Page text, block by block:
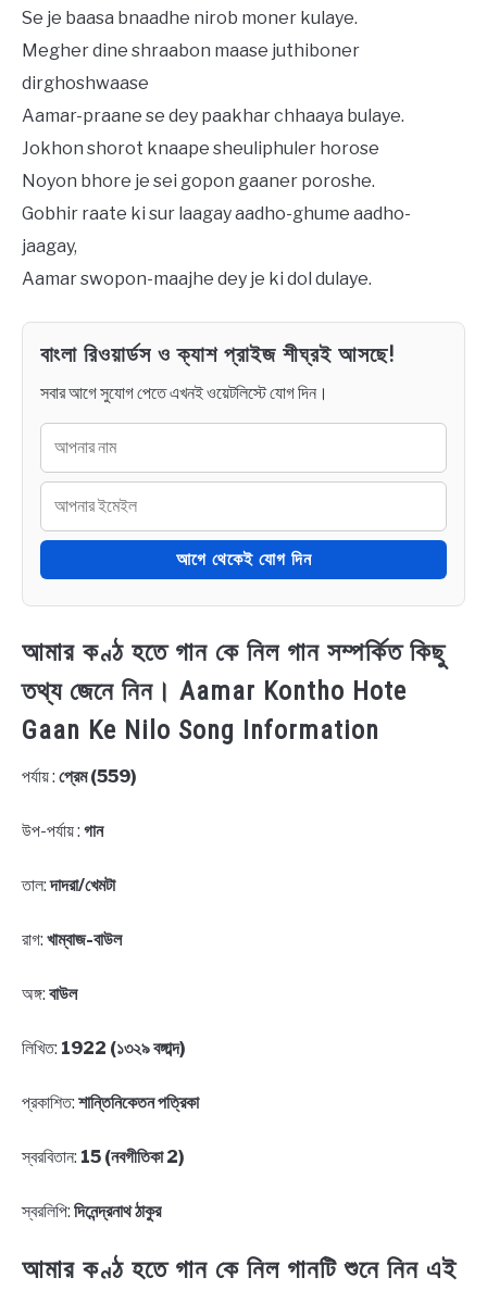
Se je baasa bnaadhe nirob moner kulaye.
Megher dine shraabon maase juthiboner
dirghoshwaase
Aamar-praane se dey paakhar chhaaya bulaye.
Jokhon shorot knaape sheuliphuler horose
Noyon bhore je sei gopon gaaner poroshe.
Gobhir raate ki sur laagay aadho-ghume aadho-
jaagay,
Aamar swopon-maajhe dey je ki dol dulaye.
বাংলা রিওয়ার্ডস ও ক্যাশ প্রাইজ শীঘ্রই আসছে!
সবার আগে সুযোগ পেতে এখনই ওয়েটলিস্টে যোগ দিন।
আগে থেকেই যোগ দিন
আমার কণ্ঠ হতে গান কে নিল গান সম্পর্কিত কিছু
তথ্য জেনে নিন। Aamar Kontho Hote
Gaan Ke Nilo Song Information
পর্যায় : প্রেম (559)
উপ-পর্যায় : গান
তাল:দাদরা/খেমটা
রাগ: খাম্বাজ-বাউল
অঙ্গ: বাউল
লিখিত: 1922 (১৩২৯ বঙ্গাব্দ)
প্রকাশিত: শান্তিনিকেতন পত্রিকা
স্বরবিতান: 15 (নবগীতিকা 2)
স্বরলিপি: দিনেন্দ্রনাথ ঠাকুর
আমার কণ্ঠ হতে গান কে নিল গানটি শুনে নিন এই